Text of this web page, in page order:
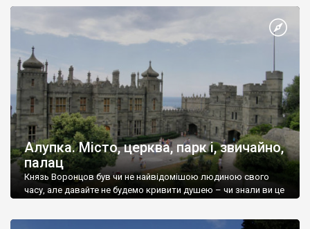
Алупка. Місто, церква, парк і, звичайно,
палац
Князь Воронцов був чи не найвідомішою людиною свого
часу, але давайте не будемо кривити душею – чи знали ви це